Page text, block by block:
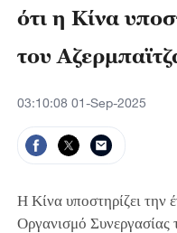
ότι η Κίνα
του
03:10:08 01-Sep-2025
Η Κίνα υποστηρίζει την
Οργανισμό Συνεργασίας